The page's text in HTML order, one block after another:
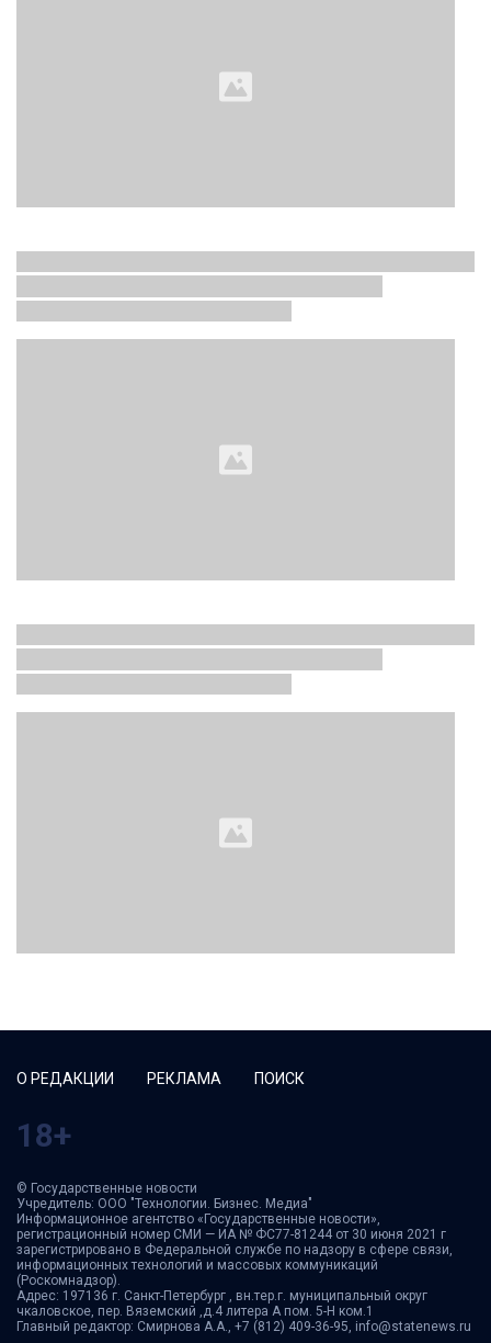
О РЕДАКЦИИ РЕКЛАМА ПОИСК
18+
© Государственные новости
Учредитель: ООО "Технологии. Бизнес. Медиа"
Информационное агентство «Государственные новости»,
регистрационный номер СМИ — ИА № ФС77-81244 от 30 июня 2021 г
зарегистрировано в Федеральной службе по надзору в сфере связи,
информационных технологий и массовых коммуникаций
(Роскомнадзор).
Адрес: 197136 г. Санкт-Петербург , вн.тер.г. муниципальный округ
чкаловское, пер. Вяземский ,д.4 литера А пом. 5-Н ком.1
Главный редактор: Смирнова А.А., +7 (812) 409-36-95, info@statenews.ru